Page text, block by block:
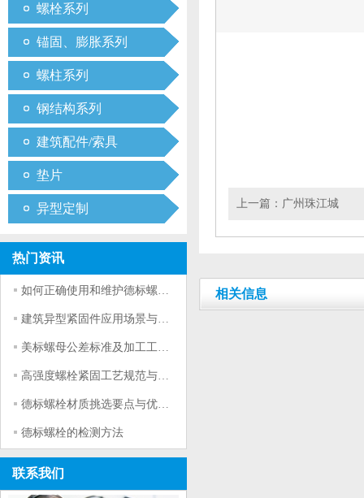
螺栓系列
锚固、膨胀系列
螺柱系列
钢结构系列
建筑配件/索具
垫片
异型定制
热门资讯
如何正确使用和维护德标螺栓？
建筑异型紧固件应用场景与选型要点
美标螺母公差标准及加工工艺详解
高强度螺栓紧固工艺规范与实操技巧
德标螺栓材质挑选要点与优劣对比
德标螺栓的检测方法
联系我们
上一篇： 广州珠江城
相关信息